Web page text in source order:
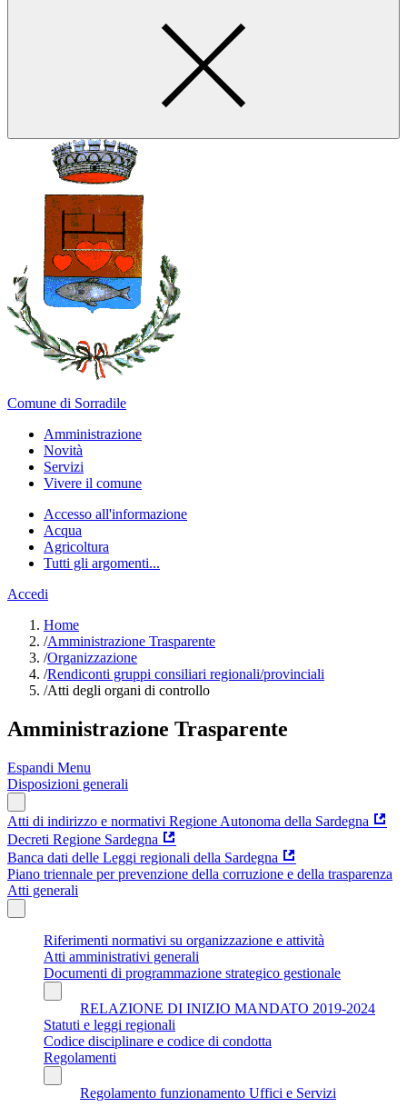
Comune di Sorradile
Amministrazione
Novità
Servizi
Vivere il comune
Accesso all'informazione
Acqua
Agricoltura
Tutti gli argomenti...
Accedi
Home
/Amministrazione Trasparente
/Organizzazione
/Rendiconti gruppi consiliari regionali/provinciali
/Atti degli organi di controllo
Amministrazione Trasparente
Espandi Menu
Disposizioni generali
Atti di indirizzo e normativi Regione Autonoma della Sardegna
Decreti Regione Sardegna
Banca dati delle Leggi regionali della Sardegna
Piano triennale per prevenzione della corruzione e della trasparenza
Atti generali
Riferimenti normativi su organizzazione e attività
Atti amministrativi generali
Documenti di programmazione strategico gestionale
RELAZIONE DI INIZIO MANDATO 2019-2024
Statuti e leggi regionali
Codice disciplinare e codice di condotta
Regolamenti
Regolamento funzionamento Uffici e Servizi